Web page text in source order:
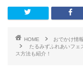
HOME おでかけ情報
たるみずふれあいフェ
ス方法も紹介！